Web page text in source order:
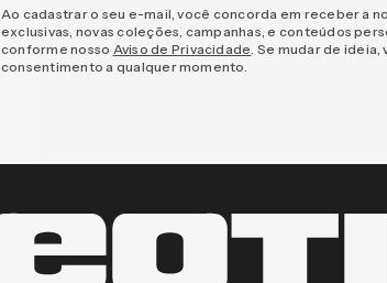
Ao cadastrar o seu e-mail, você concorda em receber a
exclusivas, novas coleções, campanhas, e conteúdos
conforme nosso Aviso de Privacidade. Se mudar de
consentimento a qualquer momento.